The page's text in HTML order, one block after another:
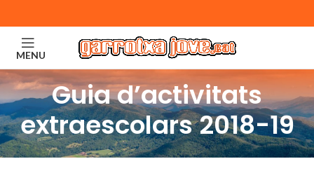
MENU
Guia d’activitats
extraescolars 2018-19